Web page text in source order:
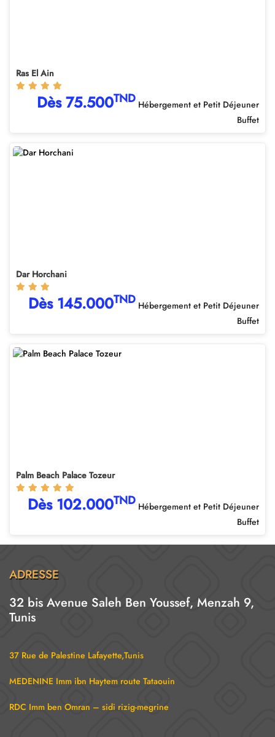
Ras El Ain
Dès 75.500TND Hébergement et Petit Déjeuner
Buffet
Dar Horchani
Dès 145.000TND Hébergement et Petit Déjeuner
Buffet
Palm Beach Palace Tozeur
Dès 102.000TND Hébergement et Petit Déjeuner
Buffet
ADRESSE
32 bis Avenue Saleh Ben Youssef, Menzah 9,
Tunis
37 Rue de Palestine Lafayette,Tunis
MEDENINE Imm ibn Haytem route Tataouin
RDC Imm ben Omran – sidi rizig-megrine